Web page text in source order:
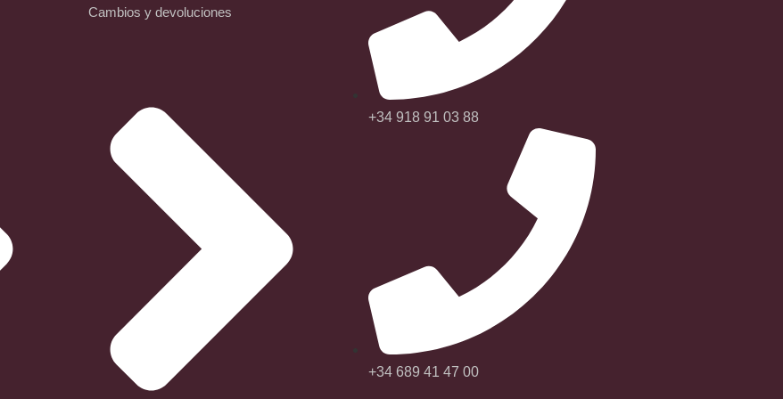
Cambios y devoluciones
+34 918 91 03 88
+34 689 41 47 00